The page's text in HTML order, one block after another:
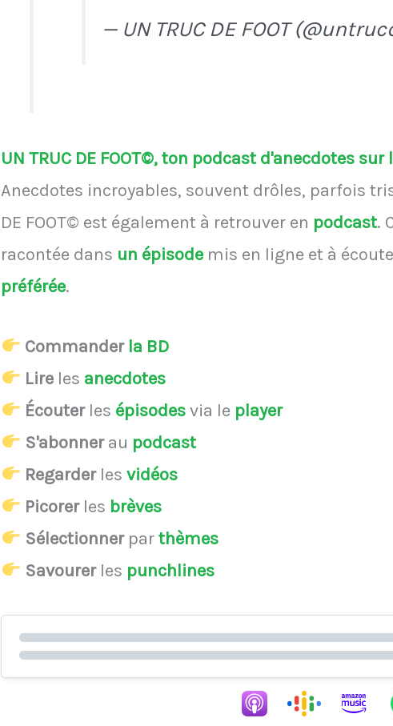
— UN TRUC DE FOOT
UN TRUC DE FOOT©, ton podcast d'anecdotes
Anecdotes incroyables, souvent drôles, parfois
DE FOOT© est également à retrouver en podcast.
racontée dans un épisode mis en ligne et à
préférée.
Commander la BD
Lire les anecdotes
Écouterles épisodesvia le player
S'abonnerau podcast
Regarderlesvidéos
Picorerles brèves
Sélectionnerparthèmes
Savourerles punchlines